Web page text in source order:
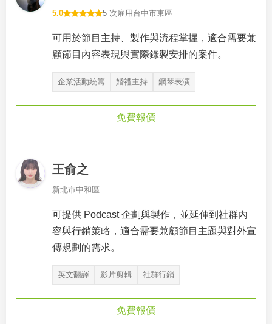
5.0 5 次雇用 台中市東區
可用於節目主持、製作與流程掌握，適合需要兼
顧節目內容表現與實際錄製安排的案件。
企業活動統籌 婚禮主持 鋼琴表演
免費報價
王俞之
新北市中和區
可提供 Podcast 企劃與製作，並延伸到社群內
容與行銷策略，適合需要兼顧節目主題與對外宣
傳規劃的需求。
英文翻譯 影片剪輯 社群行銷
免費報價